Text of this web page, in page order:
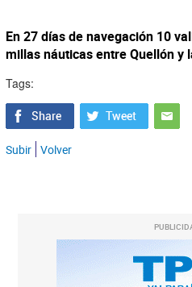
En 27 días de navegación 10
millas náuticas entre Quellón y
Tags:
Subir Volver